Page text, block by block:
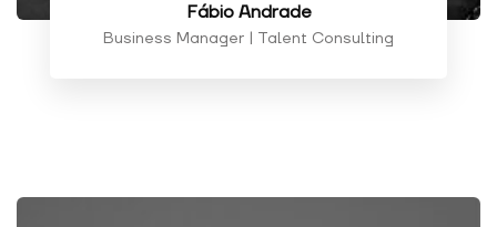
Fábio Andrade
Business Manager | Talent Consulting